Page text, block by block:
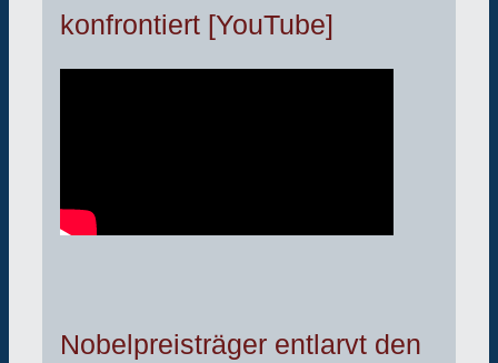
konfrontiert [YouTube]
Nobelpreisträger entlarvt den